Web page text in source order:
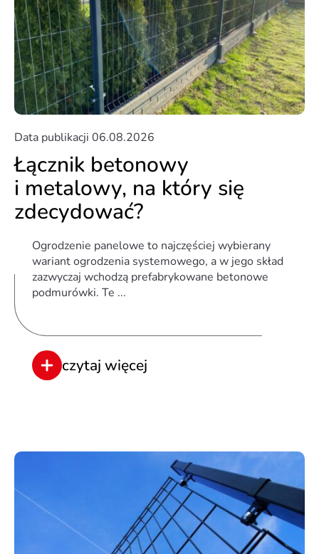
Data publikacji 06.08.2026
Łącznik betonowy
i metalowy, na który się
zdecydować?
Ogrodzenie panelowe to najczęściej wybierany
wariant ogrodzenia systemowego, a w jego skład
zazwyczaj wchodzą prefabrykowane betonowe
podmurówki. Te ...
czytaj więcej